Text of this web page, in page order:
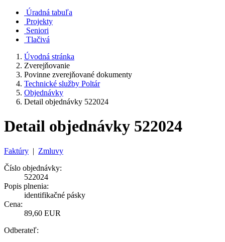
Úradná tabuľa
Projekty
Seniori
Tlačivá
Úvodná stránka
Zverejňovanie
Povinne zverejňované dokumenty
Technické služby Poltár
Objednávky
Detail objednávky 522024
Detail objednávky 522024
Faktúry | Zmluvy
Číslo objednávky:
522024
Popis plnenia:
identifikačné pásky
Cena:
89,60 EUR
Odberateľ: